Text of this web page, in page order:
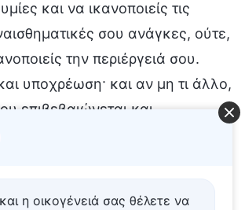
η οικογένειά σας θέλετε να